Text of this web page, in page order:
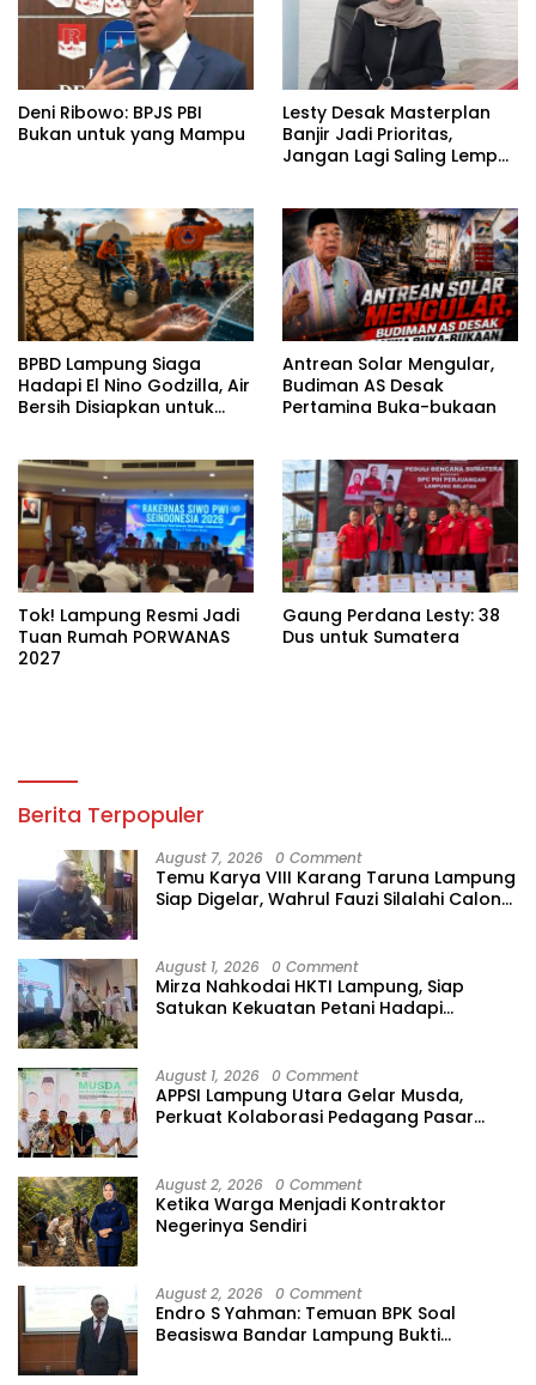
Deni Ribowo: BPJS PBI
Bukan untuk yang Mampu
Lesty Desak Masterplan
Banjir Jadi Prioritas,
Jangan Lagi Saling Lempar
BPBD Lampung Siaga
Hadapi El Nino Godzilla, Air
Bersih Disiapkan untuk
Antrean Solar Mengular,
Budiman AS Desak
Pertamina Buka-bukaan
Tok! Lampung Resmi Jadi
Tuan Rumah PORWANAS
2027
Gaung Perdana Lesty: 38
Dus untuk Sumatera
Berita Terpopuler
August 7, 2026 0 Comment
Temu Karya VIII Karang Taruna Lampung
Siap Digelar, Wahrul Fauzi Silalahi Calon
August 1, 2026 0 Comment
Mirza Nahkodai HKTI Lampung, Siap
Satukan Kekuatan Petani Hadapi
August 1, 2026 0 Comment
APPSI Lampung Utara Gelar Musda,
Perkuat Kolaborasi Pedagang Pasar
August 2, 2026 0 Comment
Ketika Warga Menjadi Kontraktor
Negerinya Sendiri
August 2, 2026 0 Comment
Endro S Yahman: Temuan BPK Soal
Beasiswa Bandar Lampung Bukti